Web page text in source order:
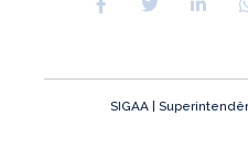
SIGAA |